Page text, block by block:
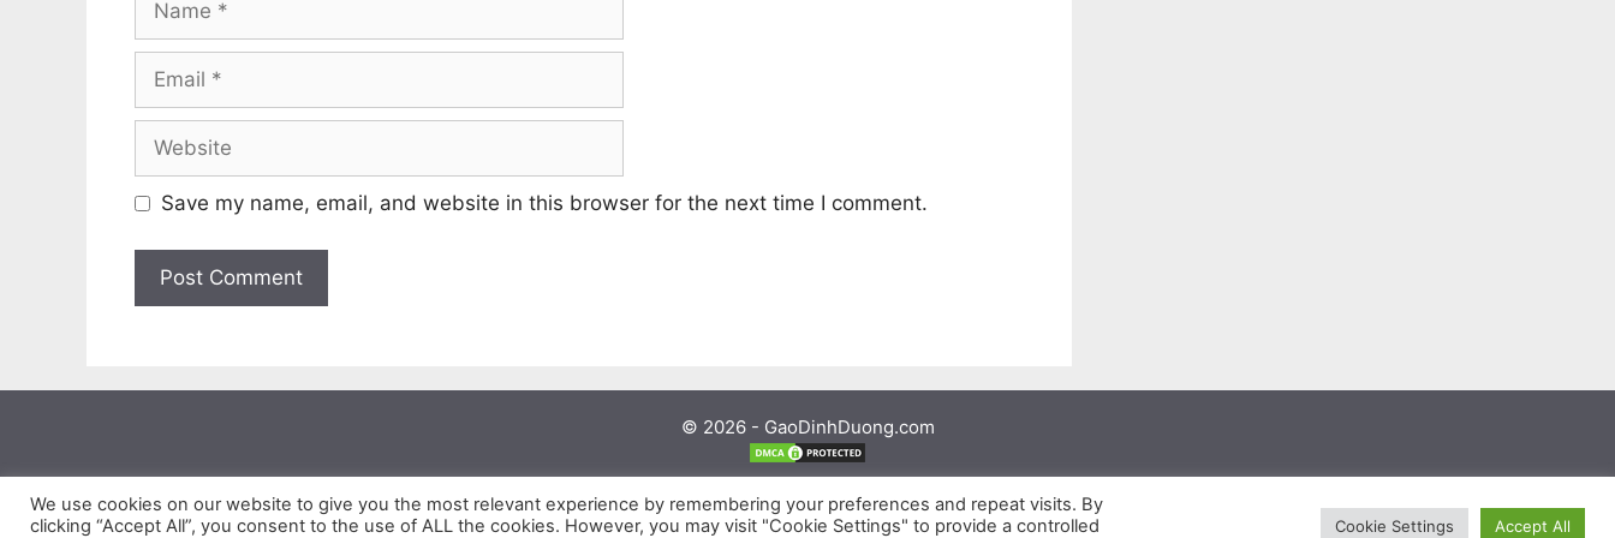
Email
Website
Save my name, email, and website in this browser for the next time I comment.
© 2026 - GaoDinhDuong.com
GaoDinhDuong.com cung cấp thông tin mang tính tham khảo. Bởi vì những thông tin được các nhà khoa học công bố, nó không phải là chân lý, có thể hôm nay nó có vẻ đúng
We use cookies on our website to give you the most relevant experience by remembering your preferences and repeat visits. By
clicking “Accept All”, you consent to the use of ALL the cookies. However, you may visit "Cookie Settings" to provide a controlled
Cookie Settings Accept All